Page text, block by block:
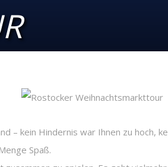
– kein Hindernis war Ihnen zu hoch,
Spaß.